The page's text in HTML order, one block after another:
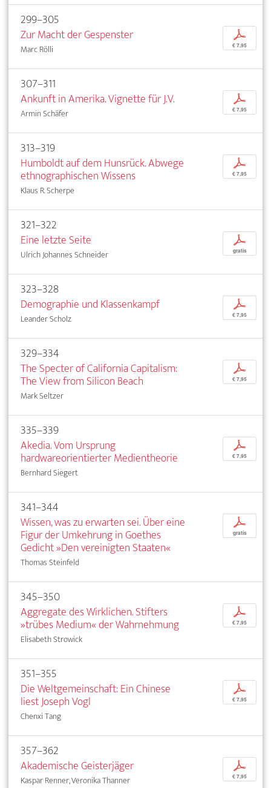
299–305
Zur Macht der Gespenster
Marc Rölli
p
€ 7,95
307–311
Ankunft in Amerika. Vignette für J.V.
Armin Schäfer
p
€ 7,95
313–319
Humboldt auf dem Hunsrück. Abwege
ethnographischen Wissens
Klaus R. Scherpe
p
€ 7,95
321–322
Eine letzte Seite
Ulrich Johannes Schneider
p
gratis
323–328
Demographie und Klassenkampf
Leander Scholz
p
€ 7,95
329–334
The Specter of California Capitalism:
The View from Silicon Beach
Mark Seltzer
p
€ 7,95
335–339
Akedia. Vom Ursprung
hardwareorientierter Medientheorie
Bernhard Siegert
p
€ 7,95
341–344
Wissen, was zu erwarten sei. Über eine
Figur der Umkehrung in Goethes
Gedicht »Den vereinigten Staaten«
Thomas Steinfeld
p
gratis
345–350
Aggregate des Wirklichen. Stifters
»trübes Medium« der Wahrnehmung
Elisabeth Strowick
p
€ 7,95
351–355
Die Weltgemeinschaft: Ein Chinese
liest Joseph Vogl
Chenxi Tang
p
€ 7,95
357–362
Akademische Geisterjäger
Kaspar Renner, Veronika Thanner
p
€ 7,95